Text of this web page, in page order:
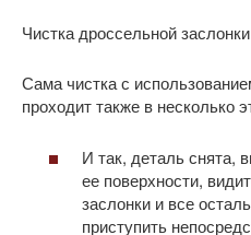
Чистка дроссельной
Сама чистка с
проходит также в несколько
И так, деталь снята,
ее поверхности,
заслонки и все
приступить